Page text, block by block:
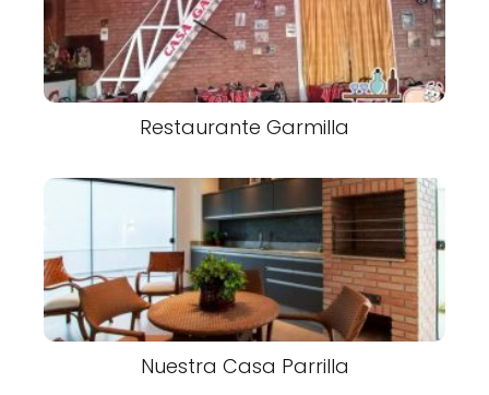
Restaurante Garmilla
Nuestra Casa Parrilla